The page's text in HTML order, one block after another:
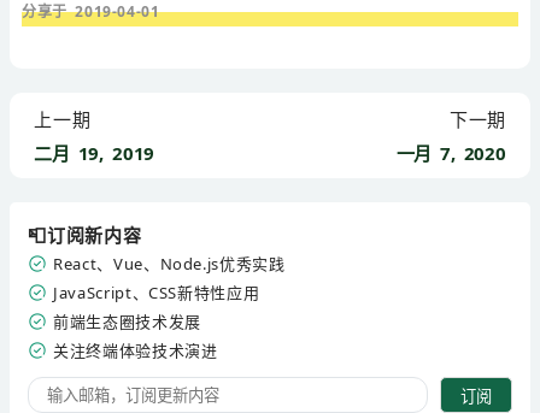
分享于 2019-04-01
上一期
二月 19, 2019
下一期
一月 7, 2020
📮订阅新内容
React、Vue、Node.js优秀实践
JavaScript、CSS新特性应用
前端生态圈技术发展
关注终端体验技术演进
订阅